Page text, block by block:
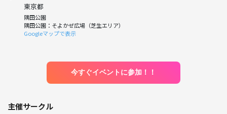
東京都
隅田公園
隅田公園：そよかぜ広場（芝生エリア）
Googleマップで表示
今すぐイベントに参加！！
主催サークル